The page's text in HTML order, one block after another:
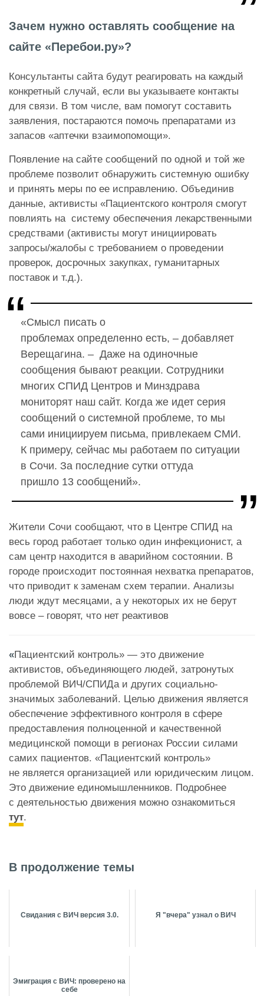
Зачем нужно оставлять сообщение на
сайте «Перебои.ру»?
Консультанты сайта будут реагировать на каждый
конкретный случай, если вы указываете контакты
для связи. В том числе, вам помогут составить
заявления, постараются помочь препаратами из
запасов «аптечки взаимопомощи».
Появление на сайте сообщений по одной и той же
проблеме позволит обнаружить системную ошибку
и принять меры по ее исправлению. Объединив
данные, активисты «Пациентского контроля смогут
повлиять на систему обеспечения лекарственными
средствами (активисты могут инициировать
запросы/жалобы с требованием о проведении
проверок, досрочных закупках, гуманитарных
поставок и т.д.).
«Смысл писать о
проблемах определенно есть, – добавляет
Верещагина. – Даже на одиночные
сообщения бывают реакции. Сотрудники
многих СПИД Центров и Минздрава
мониторят наш сайт. Когда же идет серия
сообщений о системной проблеме, то мы
сами инициируем письма, привлекаем СМИ.
К примеру, сейчас мы работаем по ситуации
в Сочи. За последние сутки оттуда
пришло 13 сообщений».
Жители Сочи сообщают, что в Центре СПИД на
весь город работает только один инфекционист, а
сам центр находится в аварийном состоянии. В
городе происходит постоянная нехватка препаратов,
что приводит к заменам схем терапии. Анализы
люди ждут месяцами, а у некоторых их не берут
вовсе – говорят, что нет реактивов
«Пациентский контроль» — это движение
активистов, объединяющего людей, затронутых
проблемой ВИЧ/СПИДа и других социально-
значимых заболеваний. Целью движения является
обеспечение эффективного контроля в сфере
предоставления полноценной и качественной
медицинской помощи в регионах России силами
самих пациентов. «Пациентский контроль»
не является организацией или юридическим лицом.
Это движение единомышленников. Подробнее
с деятельностью движения можно ознакомиться
тут.
В продолжение темы
Свидания с ВИЧ версия 3.0. Я "вчера" узнал о ВИЧ
Эмиграция с ВИЧ: проверено на
себе